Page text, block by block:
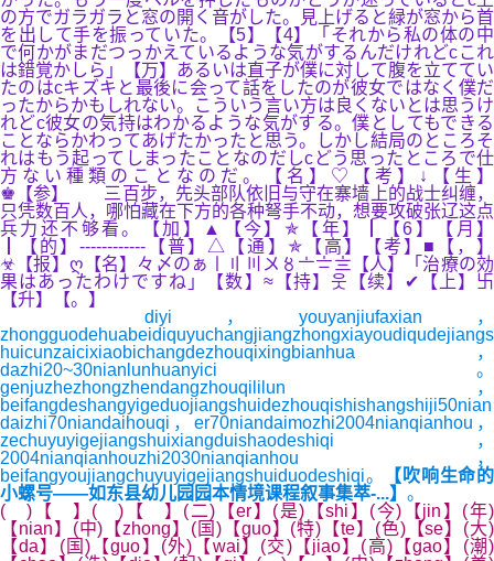
の方でガラガラと窓の開く音がした。見上げると緑が窓から首
を出して手を振っていた。【5】【4】「それから私の体の中
で何かがまだつっかえているような気がするんだけれどcこれ
は錯覚かしら」【万】あるいは直子が僕に対して腹を立ててい
たのはcキズキと最後に会って話をしたのが彼女ではなく僕だ
ったからかもしれない。こういう言い方は良くないとは思うけ
れどc彼女の気持はわかるような気がする。僕としてもできる
ことならかわってあげたかったと思う。しかし結局のところそ
れはもう起ってしまったことなのだしcどう思ったところで仕
方ない種類のことなのだ。【名】♡【考】↓【生】
♚【参】 三百步，先头部队依旧与守在寨墙上的战士纠缠，
只凭数百人，哪怕藏在下方的各种弩手不动，想要攻破张辽这点
兵力还不够看。【加】▲【今】✯【年】┃【6】【月】
┃【的】------------【普】△【通】✯【高】【考】■【，】
☣【报】ღ【名】々〆のぁ〡〢〣〤〥〦〧〨【人】「治療の効
果はあったわけですね」【数】≈【持】웃【续】✔【上】卐
【升】【。】
diyi，youyanjiufaxian，
zhongguodehuabeidiquyuchangjiangzhongxiayoudiqudejiangs
huicunzaicixiaobichangdezhouqixingbianhua，
dazhi20~30nianlunhuanyici。
genjuzhezhongzhendangzhouqililun，
beifangdeshangyigeduojiangshuidezhouqishishangshiji50nian
daizhi70niandaihouqi，er70niandaimozhi2004nianqianhou，
zechuyuyigejiangshuixiangduishaodeshiqi，
2004nianqianhouzhi2030nianqianhou，
beifangyoujiangchuyuyigejiangshuiduodeshiqi。
【吹响生命的
小螺号——如东县幼儿园园本情境课程叙事集萃-...】 。
( )【 】( )【 】(二)【er】(是)【shi】(今)【jin】(年)
【nian】(中)【zhong】(国)【guo】(特)【te】(色)【se】(大)
【da】(国)【guo】(外)【wai】(交)【jiao】(高)【gao】(潮)